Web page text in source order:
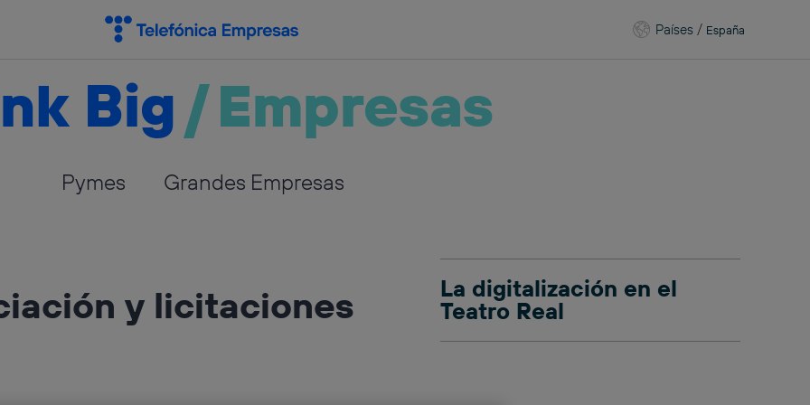
Países / España
Big/Empresas
Pymes Grandes Empresas
y licitaciones
La digitalización en el
Teatro Real